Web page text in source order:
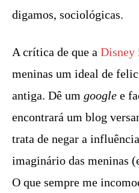
digamos, sociológicas.
A crítica de que a Disney
meninas um ideal de
antiga. Dê um google e
encontrará um blog
trata de negar a
imaginário das meninas
O que sempre me